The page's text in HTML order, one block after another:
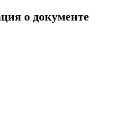
о документе